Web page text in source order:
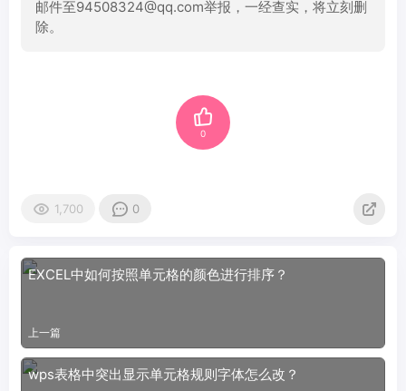
邮件至94508324@qq.com举报，一经查实，将立刻删
除。
0
1,700 0
EXCEL中如何按照单元格的颜色进行排序？
上一篇
wps表格中突出显示单元格规则字体怎么改？